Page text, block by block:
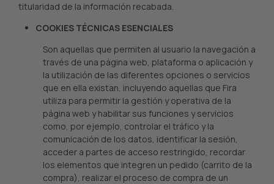
titularidad de la información recabada.
COOKIES TÉCNICAS ESENCIALES
Son aquellas que permiten al usuario la navegación a
través de una página web, plataforma o aplicación y
la utilización de las diferentes opciones o servicios
que en ella existan, incluyendo aquellas que Fira
utiliza para permitir la gestión y operativa de la
página web y habilitar sus funciones y servicios
como, por ejemplo, controlar el tráfico y la
comunicación de los datos, identificar la sesión,
acceder a partes de acceso restringido, recordar
los elementos que integren un pedido (carrito de la
compra), realizar el proceso de compra de un